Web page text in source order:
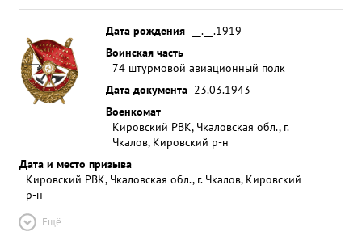
Дата рождения
__.__.1919
Воинская часть
74 штурмовой авиационный полк
Дата документа 23.03.1943
Военкомат
Кировский РВК, Чкаловская обл., г.
Чкалов, Кировский р-н
Дата и место призыва
Кировский РВК, Чкаловская обл., г. Чкалов, Кировский
р-н
Ещё